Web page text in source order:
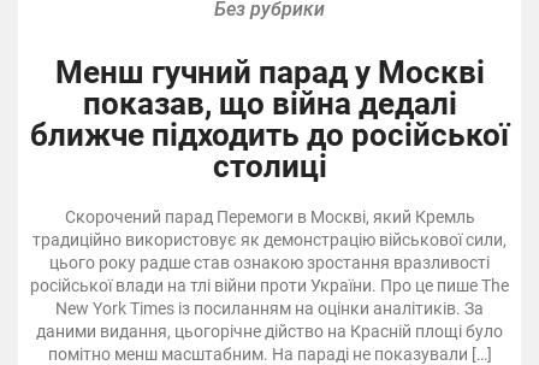
Без рубрики
Менш гучний парад у Москві
показав, що війна дедалі
ближче підходить до російської
столиці
Скорочений парад Перемоги в Москві, який Кремль
традиційно використовує як демонстрацію військової сили,
цього року радше став ознакою зростання вразливості
російської влади на тлі війни проти України. Про це пише The
New York Times із посиланням на оцінки аналітиків. За
даними видання, цьогорічне дійство на Красній площі було
помітно менш масштабним. На параді не показували […]